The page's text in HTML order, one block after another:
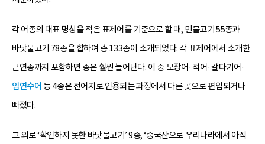
각 어종의 대표 명칭을 적은 표제어를 기준으로 할 때, 민물고기 55종과
바닷물고기 78종을 합하여 총 133종이 소개되었다. 각 표제어에서 소개한
근연종까지 포함하면 종은 훨씬 늘어난다. 이 중 모장어·적어·갈다기어·
임연수어 등 4종은 전어지로 인용되는 과정에서 다른 곳으로 편입되거나
빠졌다.
그 외로 ‘확인하지 못한 바닷물고기’ 9종, ‘중국산으로 우리나라에서 아직